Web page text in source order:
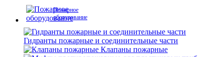
Пожарное
оборудование
Гидранты пожарные и соединительные части
Клапаны пожарные